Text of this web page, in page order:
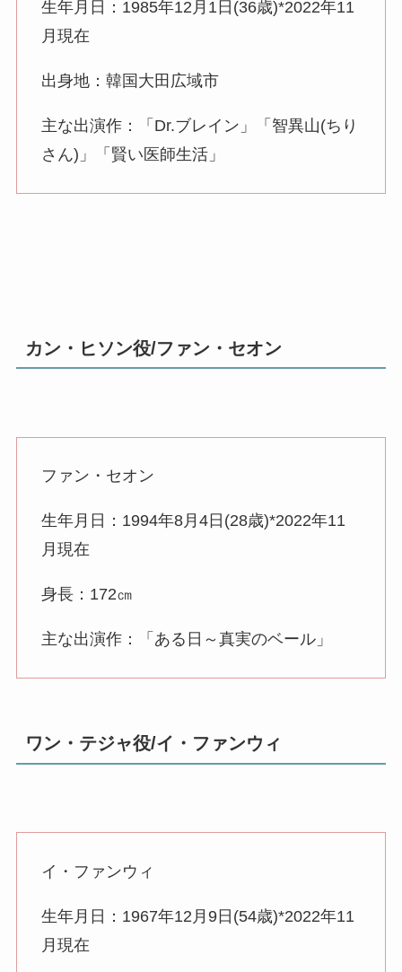
生年月日：1985年12月1日(36歳)*2022年11
月現在
出身地：韓国大田広域市
主な出演作：「Dr.ブレイン」「智異山(ちり
さん)」「賢い医師生活」
カン・ヒソン役/ファン・セオン
ファン・セオン
生年月日：1994年8月4日(28歳)*2022年11
月現在
身長：172㎝
主な出演作：「ある日～真実のベール」
ワン・テジャ役/イ・ファンウィ
イ・ファンウィ
生年月日：1967年12月9日(54歳)*2022年11
月現在